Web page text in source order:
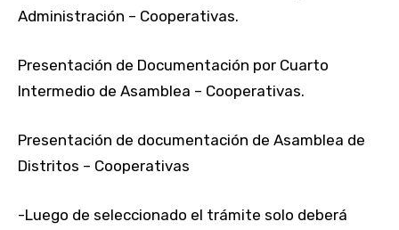
Administración – Cooperativas.
Presentación de Documentación por Cuarto
Intermedio de Asamblea – Cooperativas.
Presentación de documentación de Asamblea de
Distritos – Cooperativas
-Luego de seleccionado el trámite solo deberá